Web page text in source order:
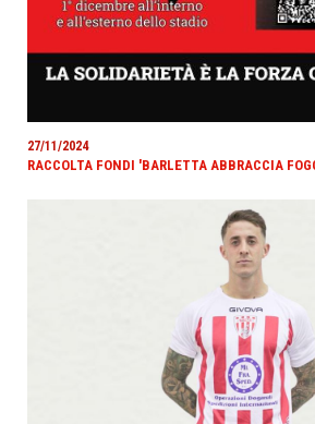
27/11/2024
RACCOLTA FONDI 'BARLETTA ABBRACCIA